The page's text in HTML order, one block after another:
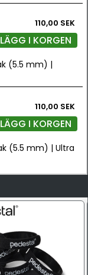
110,00 SEK
LÄGG I KORGEN
(5.5 mm) |
110,00 SEK
LÄGG I KORGEN
(5.5 mm) | Ultra